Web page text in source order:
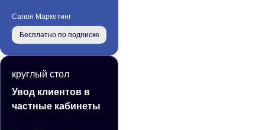
Бесплатно по подписке
Салон Маркетинг
круглый стол
Увод клиентов в
частные кабинеты